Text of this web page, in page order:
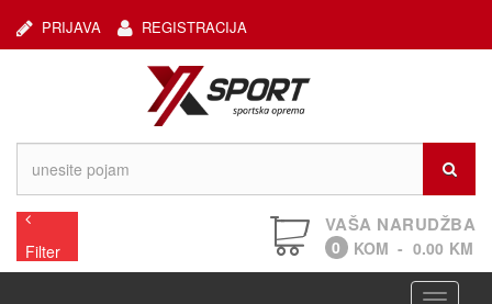
REGISTRACIJA
PRIJAVA
Filter
VAŠA NARUDŽBA
0 KOM - 0.00 KM